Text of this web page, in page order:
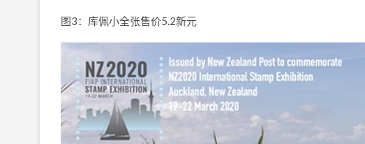
图3：库佩小全张售价5.2新元